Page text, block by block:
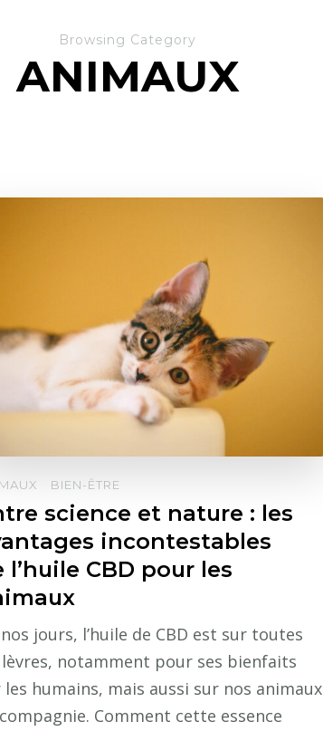
Browsing Category
ANIMAUX
BIEN-ÊTRE
science et nature : les
incontestables
l’huile CBD pour les
jours, l’huile de CBD est sur toutes
lèvres, notamment pour ses bienfaits
les humains, mais aussi sur nos animaux
Comment cette essence